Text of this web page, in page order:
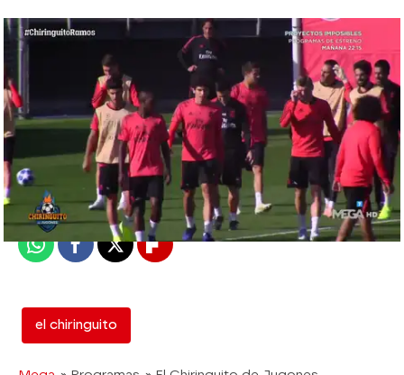
Madrid
Publicado:23 de octubre de 2018, 02:15
WhatsappFacebook
X Flipboard
el chiringuito